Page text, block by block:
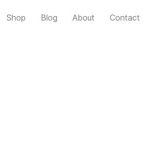
Shop Blog About Contact